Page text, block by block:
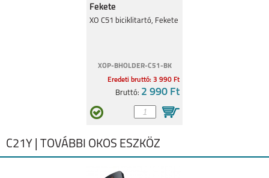
Fekete
XO C51 biciklitartó, Fekete
XOP-BHOLDER-C51-BK
Eredeti bruttó: 3 990 Ft
Bruttó: 2 990 Ft
C21Y | TOVÁBBI OKOS ESZKÖZ